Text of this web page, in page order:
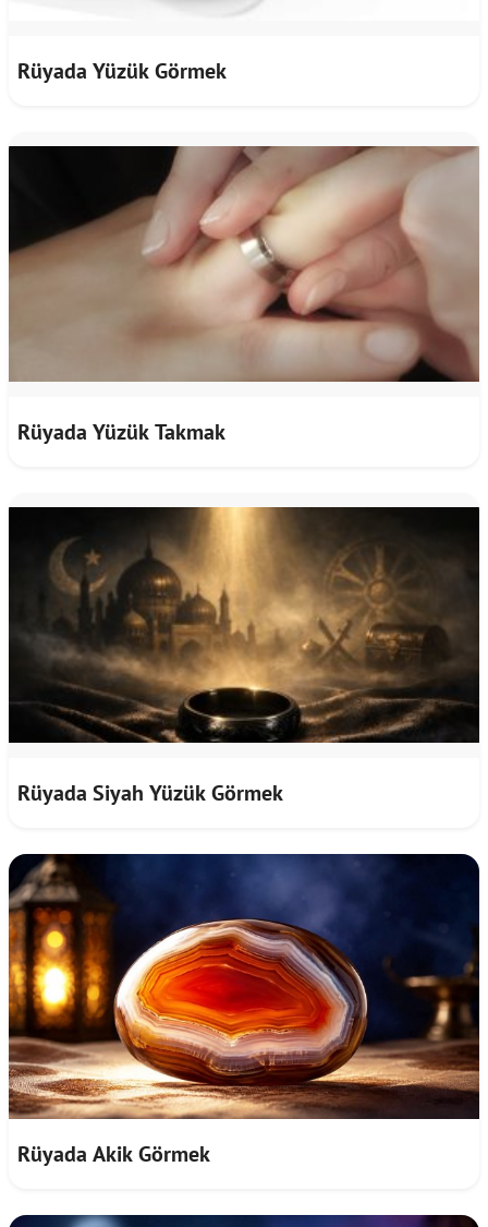
Rüyada Yüzük Görmek
Rüyada Yüzük Takmak
Rüyada Siyah Yüzük Görmek
Rüyada Akik Görmek